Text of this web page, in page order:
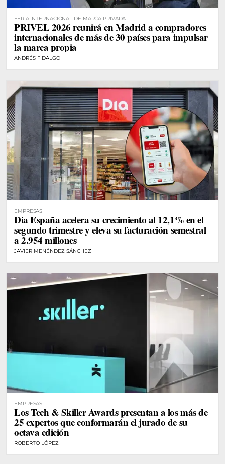
FERIA INTERNACIONAL DE MARCA PRIVADA
PRIVEL 2026 reunirá en Madrid a compradores
internacionales de más de 30 países para impulsar
la marca propia
ANDRÉS FIDALGO
EMPRESAS
Dia España acelera su crecimiento al 12,1% en el
segundo trimestre y eleva su facturación semestral
a 2.954 millones
JAVIER MENÉNDEZ SÁNCHEZ
EMPRESAS
Los Tech & Skiller Awards presentan a los más de
25 expertos que conformarán el jurado de su
octava edición
ROBERTO LÓPEZ